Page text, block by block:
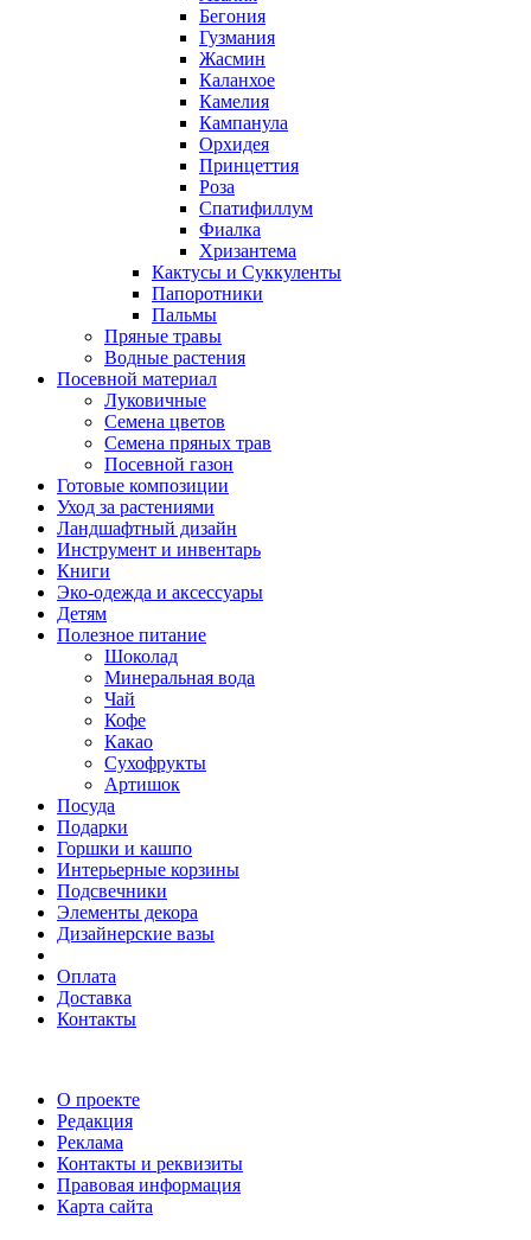
Бегония
Гузмания
Жасмин
Каланхое
Камелия
Кампанула
Орхидея
Принцеттия
Роза
Спатифиллум
Фиалка
Хризантема
Кактусы и Суккуленты
Папоротники
Пальмы
Пряные травы
Водные растения
Посевной материал
Луковичные
Семена цветов
Семена пряных трав
Посевной газон
Готовые композиции
Уход за растениями
Ландшафтный дизайн
Инструмент и инвентарь
Книги
Эко-одежда и аксессуары
Детям
Полезное питание
Шоколад
Минеральная вода
Чай
Кофе
Какао
Сухофрукты
Артишок
Посуда
Подарки
Горшки и кашпо
Интерьерные корзины
Подсвечники
Элементы декора
Дизайнерские вазы
Оплата
Доставка
Контакты
О проекте
Редакция
Реклама
Контакты и реквизиты
Правовая информация
Карта сайта